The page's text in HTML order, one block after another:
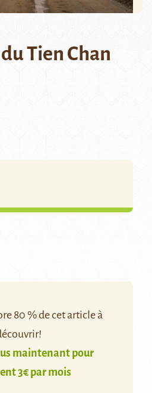
Tien Chan
80 % de cet article à
maintenant pour
3€ par mois